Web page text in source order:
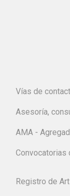
Vías de
Asesoría,
AMA -
Convocatorias
Registro de